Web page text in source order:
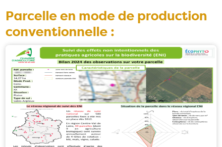
Parcelle en mode de production
conventionnelle :